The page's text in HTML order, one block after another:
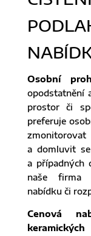
Osobní
opodstatnění
prostor či
preferuje
a domluvit
a případných
naše firma
nabídku či
Cenová